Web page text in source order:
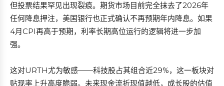
但投票结果罕见出现裂痕。期货市场目前完全抹去了2026年
任何降息押注，美国银行也正式确认不再预期年内降息。如果
4月CPI再高于预期，利率长期高位运行的逻辑将进一步加
强。
这对URTH尤为敏感——科技股占其组合近29%，这一板块对
贴现率上升高度脆弱。未来现金流折现值越低，成长股的估值